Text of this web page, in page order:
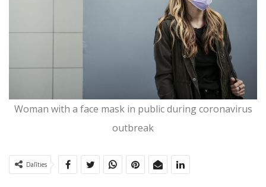
Woman with a face mask in public during coronavirus
outbreak
Dalīties